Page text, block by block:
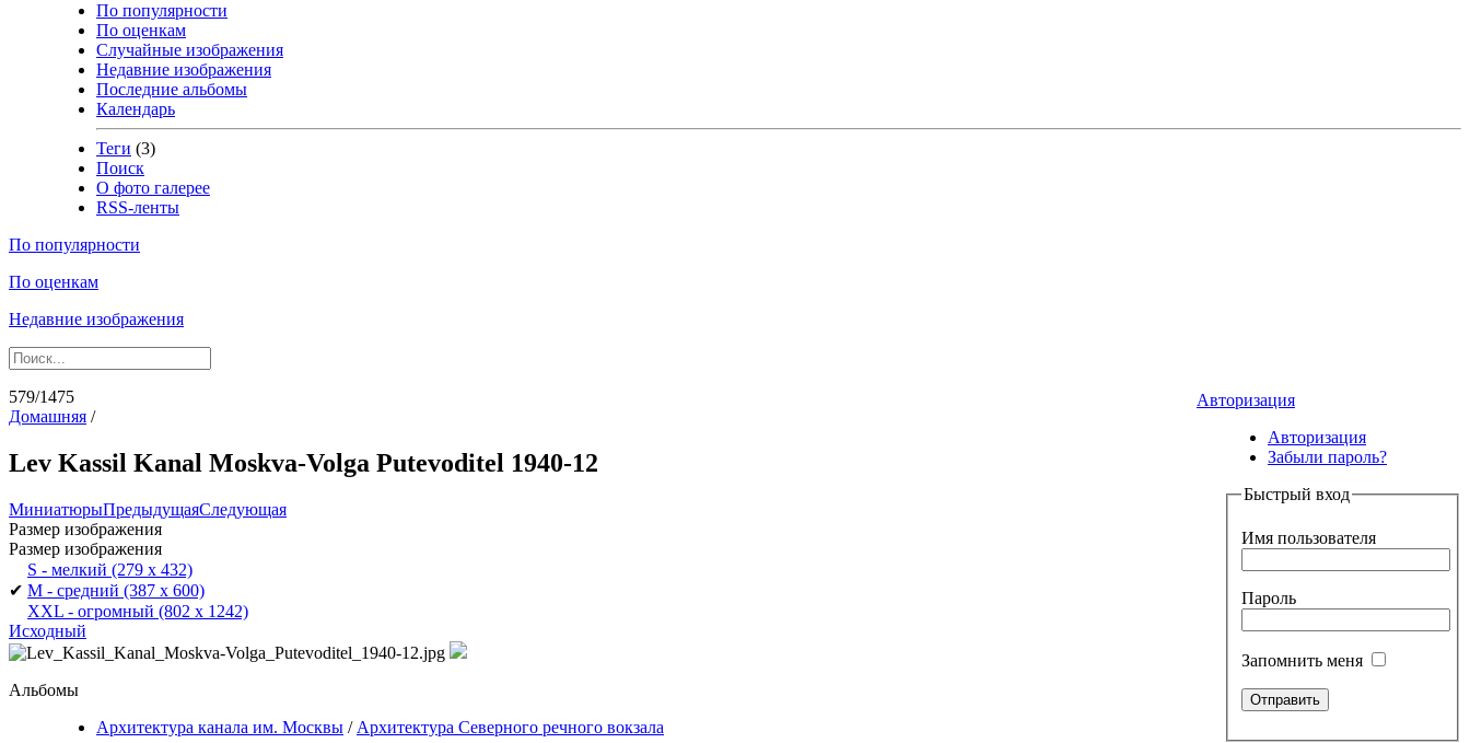
По популярности
По оценкам
Случайные изображения
Недавние изображения
Последние альбомы
Календарь
Теги (3)
Поиск
О фото галерее
RSS-ленты
По популярности
По оценкам
Недавние изображения
Авторизация
Авторизация
Забыли пароль?
Быстрый вход
Имя пользователя
Пароль
Запомнить меня
579/1475
Домашняя /
Lev Kassil Kanal Moskva-Volga Putevoditel 1940-12
МиниатюрыПредыдущаяСледующая
Размер изображения
Размер изображения
S - мелкий (279 x 432)
✔ M - средний (387 x 600)
XXL - огромный (802 x 1242)
Исходный
Альбомы
Архитектура канала им. Москвы / Архитектура Северного речного вокзала